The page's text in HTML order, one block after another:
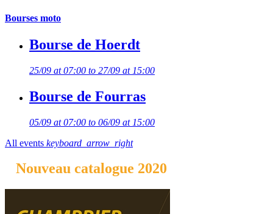
Bourses moto
Bourse de Hoerdt
25/09 at 07:00 to 27/09 at 15:00
Bourse de Fourras
05/09 at 07:00 to 06/09 at 15:00
All events keyboard_arrow_right
Nouveau catalogue 2020